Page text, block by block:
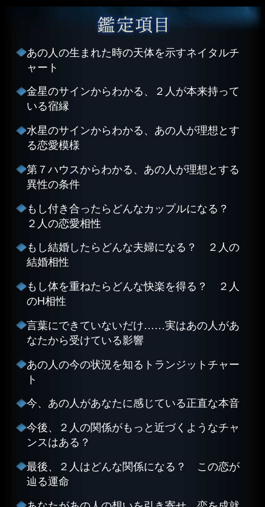
あの人の生まれた時の天体を示すネイタルチ
ャート
金星のサインからわかる、２人が本来持って
いる宿縁
水星のサインからわかる、あの人が理想とす
る恋愛模様
第７ハウスからわかる、あの人が理想とする
異性の条件
もし付き合ったらどんなカップルになる？
２人の恋愛相性
もし結婚したらどんな夫婦になる？ ２人の
結婚相性
もし体を重ねたらどんな快楽を得る？ ２人
のH相性
言葉にできていないだけ……実はあの人があ
なたから受けている影響
あの人の今の状況を知るトランジットチャー
ト
今、あの人があなたに感じている正直な本音
今後、２人の関係がもっと近づくようなチャ
ンスはある？
最後、２人はどんな関係になる？ この恋が
辿る運命